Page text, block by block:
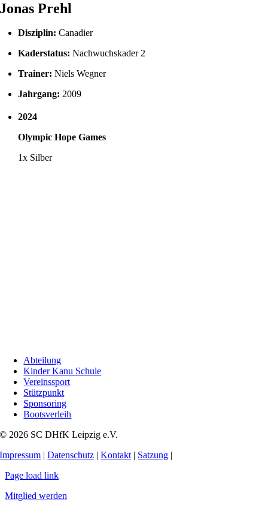
Jonas Prehl
Disziplin:Canadier
Kaderstatus:Nachwuchskader 2
Trainer:Niels Wegner
Jahrgang: 2009
2024
Olympic Hope Games
1x Silber
Abteilung
Kinder Kanu Schule
Vereinssport
Stützpunkt
Sponsoring
Bootsverleih
© 2026 SC DHfK Leipzig e.V.
Impressum |Datenschutz |Kontakt | Satzung |
Page load link
Mitglied werden